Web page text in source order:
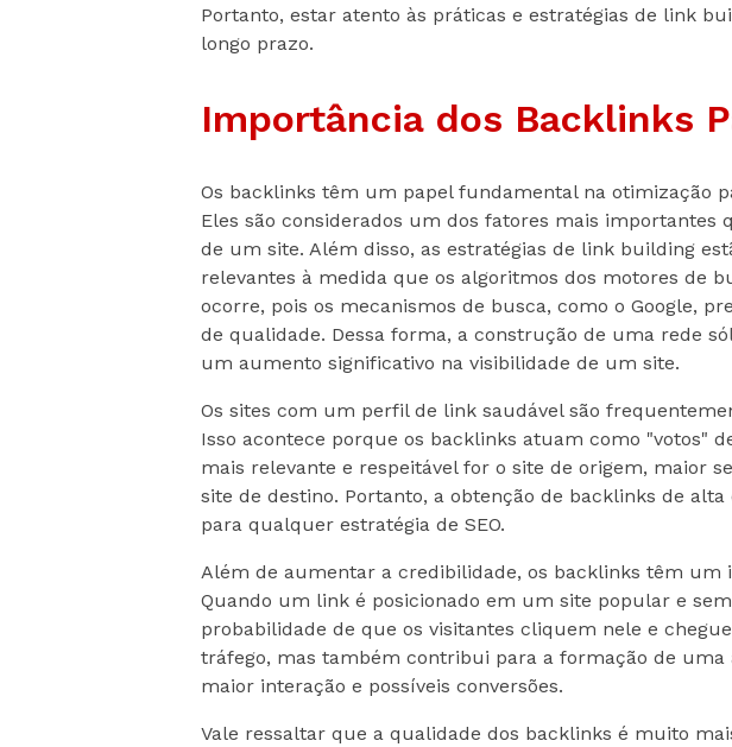
Portanto, estar atento às práticas e estratégias de link
longo prazo.
Importância dos Backlinks
Os backlinks têm um papel fundamental na otimização
Eles são considerados um dos fatores mais
de um site. Além disso, as estratégias de link building
relevantes à medida que os algoritmos dos motores de
ocorre, pois os mecanismos de busca, como o Google,
de qualidade. Dessa forma, a construção de uma rede
um aumento significativo na visibilidade de um site.
Os sites com um perfil de link saudável são
Isso acontece porque os backlinks atuam como "votos"
mais relevante e respeitável for o site de origem, maior
site de destino. Portanto, a obtenção de backlinks de
para qualquer estratégia de SEO.
Além de aumentar a credibilidade, os backlinks têm um
Quando um link é posicionado em um site popular e
probabilidade de que os visitantes cliquem nele e
tráfego, mas também contribui para a formação de uma
maior interação e possíveis conversões.
Vale ressaltar que a qualidade dos backlinks é muito